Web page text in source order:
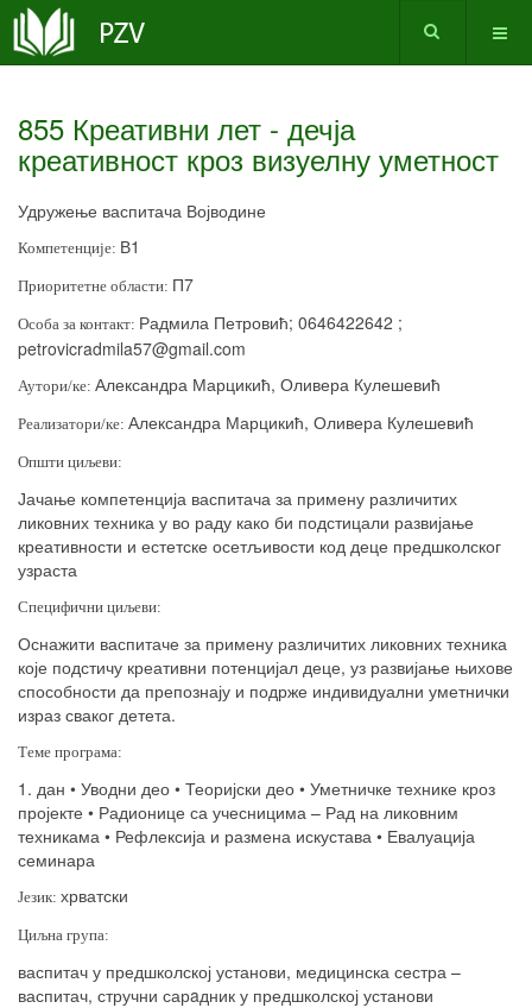
855 Креативни лет - дечја
креативност кроз визуелну уметност
Удружење васпитача Војводине
Компетенције: В1
Приоритетне области: П7
Особа за контакт: Радмила Петровић; 0646422642 ;
petrovicradmila57@gmail.com
Аутори/ке: Александра Марцикић, Оливера Кулешевић
Реализатори/ке: Александра Марцикић, Оливера Кулешевић
Општи циљеви:
Јачање компетенција васпитача за примену различитих
ликовних техника у во раду како би подстицали развијање
креативности и естетске осетљивости код деце предшколског
узраста
Специфични циљеви:
Оснажити васпитаче за примену различитих ликовних техника
које подстичу креативни потенцијал деце, уз развијање њихове
способности да препознају и подрже индивидуални уметнички
израз сваког детета.
Теме програма:
1. дан • Уводни део • Теоријски део • Уметничке технике кроз
пројекте • Радионице са учесницима – Рад на ликовним
техникама • Рефлексија и размена искустава • Евалуација
семинара
Језик: хрватски
Циљна група:
васпитач у предшколској установи, медицинска сестра –
васпитач, стручни сарaдник у предшколској установи